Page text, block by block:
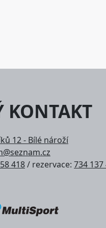
KONTAKT
12 - Bílé nároží
418/ rezervace: 734 137